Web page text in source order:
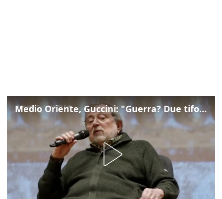
Medio Oriente, Guccini: "Guerra? Due tifoserie che si urlano contro e dimenticano vittime"